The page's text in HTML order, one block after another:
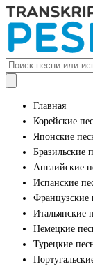
Главная
Корейские
Японские
Бразильские
Английские
Испанские
Французские
Итальянские
Немецкие
Турецкие